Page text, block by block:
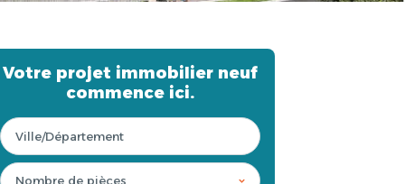
Votre projet immobilier neuf
commence ici.